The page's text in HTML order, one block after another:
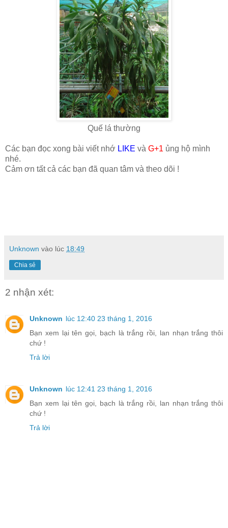
Quế lá thường
Các bạn đọc xong bài viết nhớ LIKE và G+1 ủng hộ mình
nhé.
Cảm ơn tất cả các bạn đã quan tâm và theo dõi !
Unknown vào lúc 18:49
Chia sẻ
2 nhận xét:
Unknown lúc 12:40 23 tháng 1, 2016
Bạn xem lại tên gọi, bạch là trắng rồi, lan nhạn trắng thôi
chứ !
Trả lời
Unknown lúc 12:41 23 tháng 1, 2016
Bạn xem lại tên gọi, bạch là trắng rồi, lan nhạn trắng thôi
chứ !
Trả lời